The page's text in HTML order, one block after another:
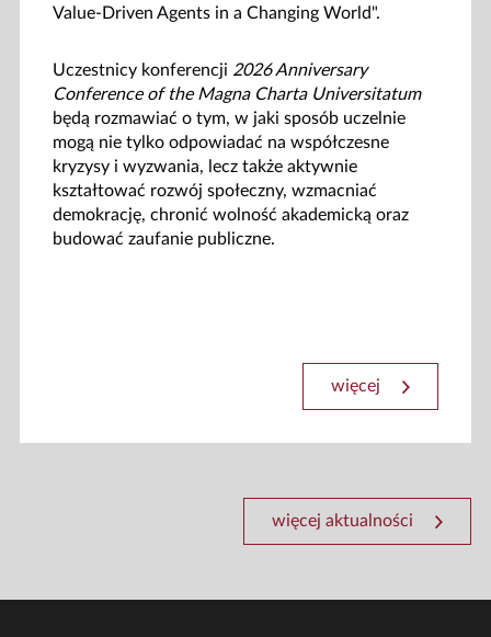
Value-Driven Agents in a Changing World".
Uczestnicy konferencji 2026 Anniversary
Conference of the Magna Charta Universitatum
będą rozmawiać o tym, w jaki sposób uczelnie
mogą nie tylko odpowiadać na współczesne
kryzysy i wyzwania, lecz także aktywnie
kształtować rozwój społeczny, wzmacniać
demokrację, chronić wolność akademicką oraz
budować zaufanie publiczne.
więcej
więcej aktualności